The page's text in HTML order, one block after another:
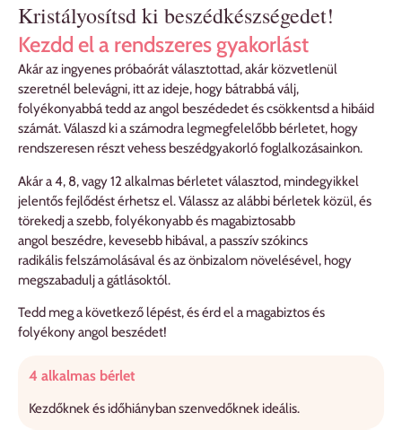
Kristályosítsd ki beszédkészségedet!
Kezdd el a rendszeres gyakorlást
Akár az ingyenes próbaórát választottad, akár közvetlenül
szeretnél belevágni, itt az ideje, hogy bátrabbá válj,
folyékonyabbá tedd az angol beszédedet és csökkentsd a hibáid
számát. Válaszd ki a számodra legmegfelelőbb bérletet, hogy
rendszeresen részt vehess beszédgyakorló foglalkozásainkon.
Akár a 4, 8, vagy 12 alkalmas bérletet választod, mindegyikkel
jelentős fejlődést érhetsz el. Válassz az alábbi bérletek közül, és
törekedj a szebb, folyékonyabb és magabiztosabb
angol beszédre, kevesebb hibával, a passzív szókincs
radikális felszámolásával és az önbizalom növelésével, hogy
megszabadulj a gátlásoktól.
Tedd meg a következő lépést, és érd el a magabiztos és
folyékony angol beszédet!
4 alkalmas bérlet
Kezdőknek és időhiányban szenvedőknek ideális.